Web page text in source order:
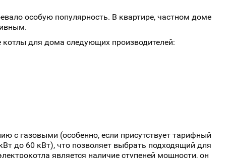
особую популярность. В квартире, частном доме
для дома следующих производителей:
с газовыми (особенно, если присутствует тарифный
до 60 кВт), что позволяет выбрать подходящий для
является наличие ступеней мощности, он